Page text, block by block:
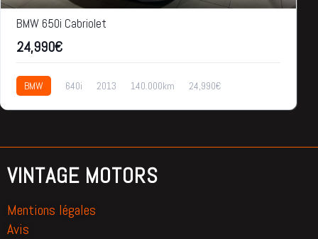
BMW 650i Cabriolet
24,990€
BMW 640i 2013 140.000km 24,990€
VINTAGE MOTORS
Mentions légales
Avis